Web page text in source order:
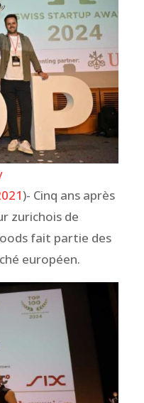
)- Cinq ans après
zurichois de
fait partie des
européen.